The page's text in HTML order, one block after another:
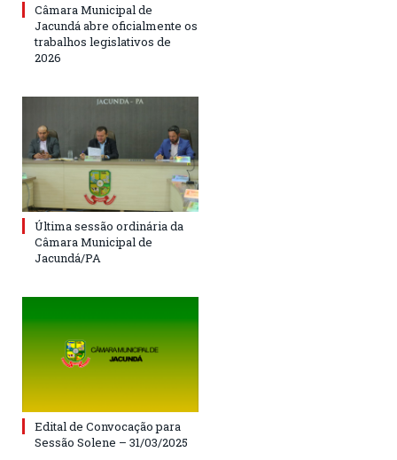
Câmara Municipal de
Jacundá abre oficialmente os
trabalhos legislativos de
2026
Última sessão ordinária da
Câmara Municipal de
Jacundá/PA
Edital de Convocação para
Sessão Solene – 31/03/2025